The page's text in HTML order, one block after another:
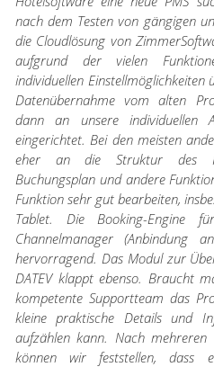
nach dem Testen von gängigen
die Cloudlösung von
aufgrund der vielen
individuellen
Datenübernahme vom alten
dann an unsere individuellen
eingerichtet. Bei den meisten
eher an die Struktur des
Buchungsplan und andere
Funktion sehr gut bearbeiten,
Tablet. Die Booking-Engine
Channelmanager (Anbindung
hervorragend. Das Modul zur
DATEV klappt ebenso. Braucht
kompetente Supportteam das
kleine praktische Details und
aufzählen kann. Nach mehreren
können wir feststellen, dass